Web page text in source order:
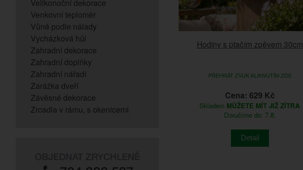
Velikonoční dekorace
Venkovní teploměr
Vůně podle nálady
Vycházková hůl
Zahradní dekorace
Zahradní doplňky
Zahradní nářadí
Zarážka dveří
Závěsné dekorace
Zrcadla v rámu, s okenicemi
Hodiny s ptačím zpěvem 30cm
PŘEHRÁT ZVUK KLIKNUTÍM ZDE
Cena: 629 Kč
Skladem MŮŽETE MÍT JIŽ ZÍTRA
Doručíme do: 7.8.
Detail